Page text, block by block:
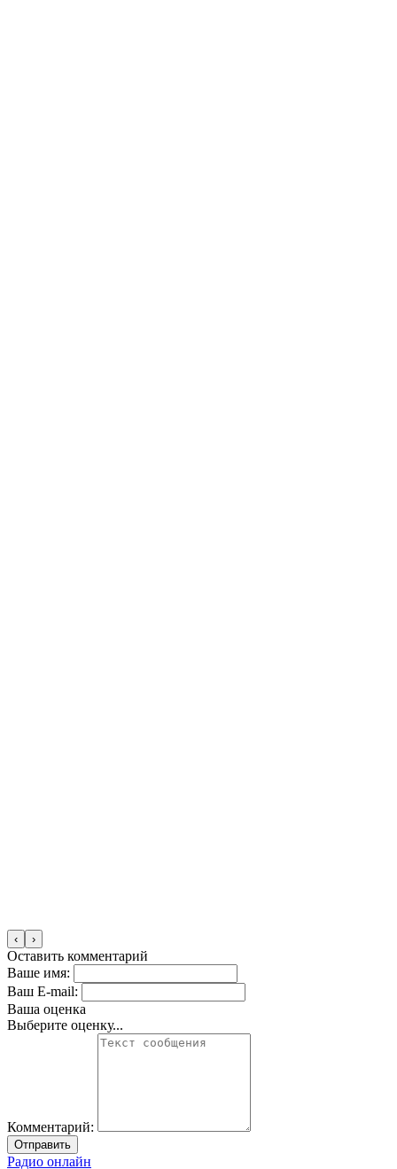
‹ ›
Оставить комментарий
Ваше имя:
Ваш E-mail:
Ваша оценка
Выберите оценку...
Комментарий:
Отправить
Радио онлайн